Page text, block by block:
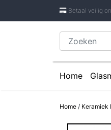
Betaal veilig
Home
Home / Keramiek